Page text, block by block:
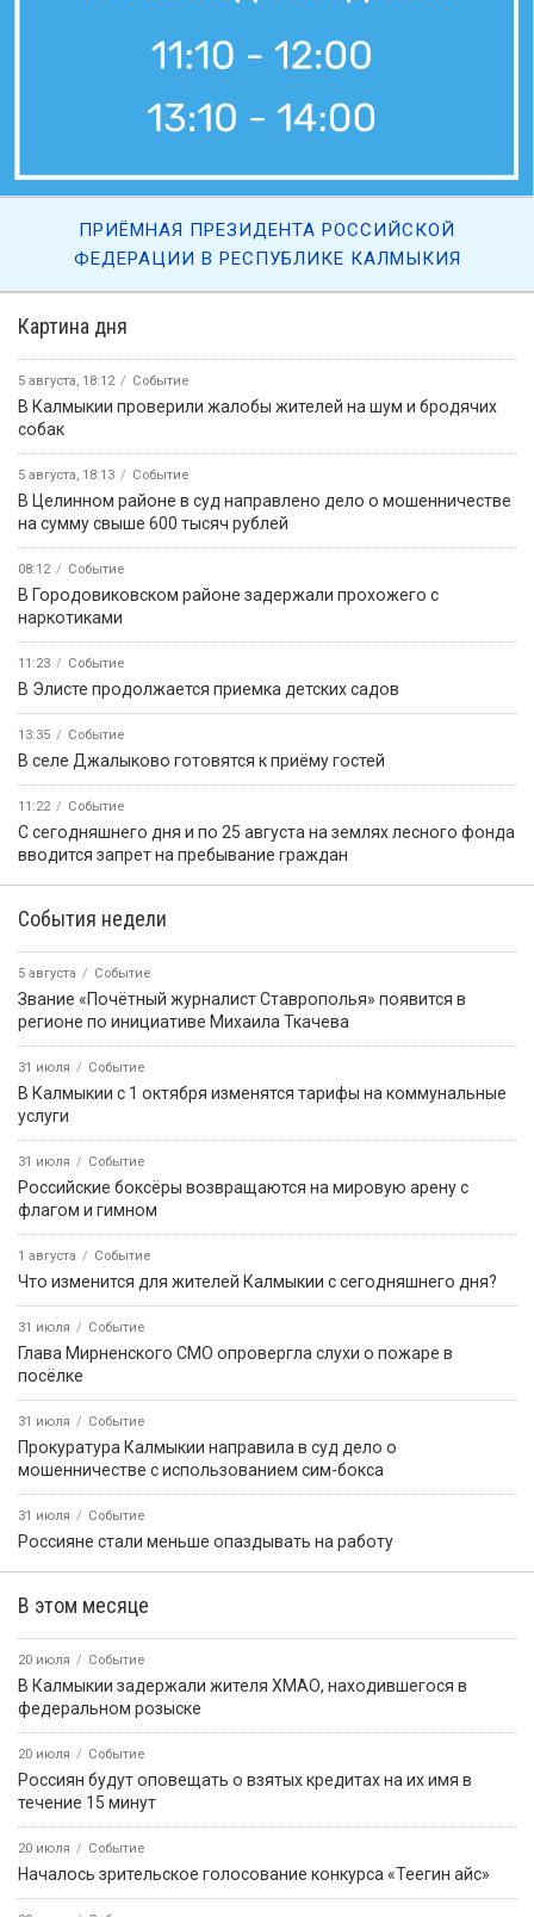
Картина дня
5 августа, 18:12 Событие
В Калмыкии проверили жалобы жителей на шум и бродячих
собак
5 августа, 18:13 Событие
В Целинном районе в суд направлено дело о мошенничестве
на сумму свыше 600 тысяч рублей
08:12 Событие
В Городовиковском районе задержали прохожего с
наркотиками
11:23 Событие
В Элисте продолжается приемка детских садов
13:35 Событие
В селе Джалыково готовятся к приёму гостей
11:22 Событие
С сегодняшнего дня и по 25 августа на землях лесного фонда
вводится запрет на пребывание граждан
События недели
5 августа Событие
Звание «Почётный журналист Ставрополья» появится в
регионе по инициативе Михаила Ткачева
31 июля Событие
В Калмыкии с 1 октября изменятся тарифы на коммунальные
услуги
31 июля Событие
Российские боксёры возвращаются на мировую арену с
флагом и гимном
1 августа Событие
Что изменится для жителей Калмыкии с сегодняшнего дня?
31 июля Событие
Глава Мирненского СМО опровергла слухи о пожаре в
посёлке
31 июля Событие
Прокуратура Калмыкии направила в суд дело о
мошенничестве с использованием сим-бокса
31 июля Событие
Россияне стали меньше опаздывать на работу
В этом месяце
20 июля Событие
В Калмыкии задержали жителя ХМАО, находившегося в
федеральном розыске
20 июля Событие
Россиян будут оповещать о взятых кредитах на их имя в
течение 15 минут
20 июля Событие
Началось зрительское голосование конкурса «Теегин айс»
ПРИЁМНАЯ ПРЕЗИДЕНТА РОССИЙСКОЙ
ФЕДЕРАЦИИ В РЕСПУБЛИКЕ КАЛМЫКИЯ